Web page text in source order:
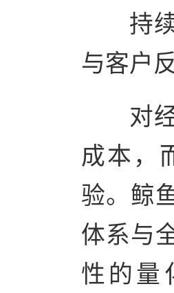
持
与客户
对
成本，
验。鲸
体系与
性的